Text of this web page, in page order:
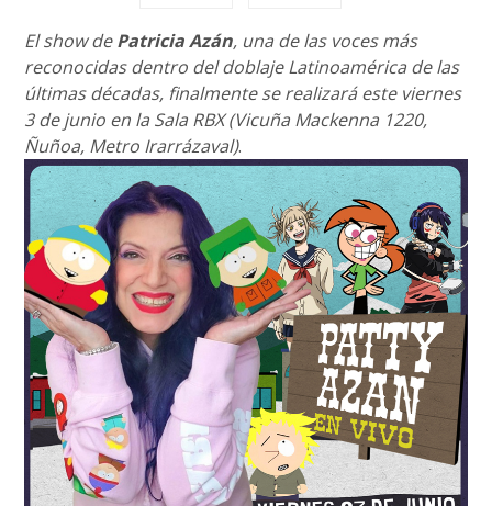
El show dePatricia Azán, una de las voces más
reconocidas dentro del doblaje Latinoamérica de las
últimas décadas, finalmente se realizará este viernes
3 de junio en la Sala RBX (Vicuña Mackenna 1220,
Ñuñoa, Metro Irarrázaval).